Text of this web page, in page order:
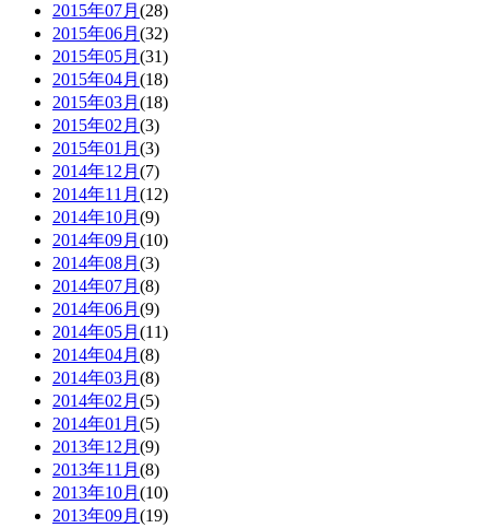
2015年07月 (28)
2015年06月 (32)
2015年05月 (31)
2015年04月 (18)
2015年03月 (18)
2015年02月 (3)
2015年01月 (3)
2014年12月 (7)
2014年11月 (12)
2014年10月 (9)
2014年09月 (10)
2014年08月 (3)
2014年07月 (8)
2014年06月 (9)
2014年05月 (11)
2014年04月 (8)
2014年03月 (8)
2014年02月 (5)
2014年01月 (5)
2013年12月 (9)
2013年11月 (8)
2013年10月 (10)
2013年09月 (19)